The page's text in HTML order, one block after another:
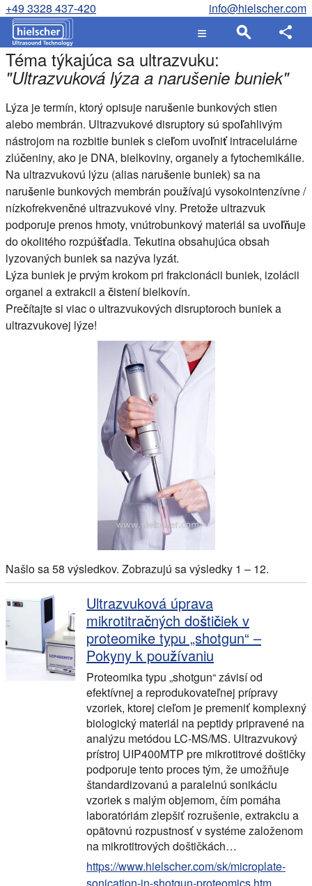
+49 3328 437-420 info@hielscher.com
Téma týkajúca sa ultrazvuku:
"Ultrazvuková lýza a narušenie buniek"
Lýza je termín, ktorý opisuje narušenie bunkových stien
alebo membrán. Ultrazvukové disruptory sú spoľahlivým
nástrojom na rozbitie buniek s cieľom uvoľniť intracelulárne
zlúčeniny, ako je DNA, bielkoviny, organely a fytochemikálie.
Na ultrazvukovú lýzu (alias narušenie buniek) sa na
narušenie bunkových membrán používajú vysokointenzívne /
nízkofrekvenčné ultrazvukové vlny. Pretože ultrazvuk
podporuje prenos hmoty, vnútrobunkový materiál sa uvoľňuje
do okolitého rozpúšťadla. Tekutina obsahujúca obsah
lyzovaných buniek sa nazýva lyzát.
Lýza buniek je prvým krokom pri frakcionácii buniek, izolácii
organel a extrakcii a čistení bielkovín.
Prečítajte si viac o ultrazvukových disruptoroch buniek a
ultrazvukovej lýze!
Našlo sa 58 výsledkov. Zobrazujú sa výsledky 1 – 12.
Ultrazvuková úprava
mikrotitračných doštičiek v
proteomike typu „shotgun“ –
Pokyny k používaniu
Proteomika typu „shotgun“ závisí od
efektívnej a reprodukovateľnej prípravy
vzoriek, ktorej cieľom je premeniť komplexný
biologický materiál na peptidy pripravené na
analýzu metódou LC-MS/MS. Ultrazvukový
prístroj UIP400MTP pre mikrotitrové doštičky
podporuje tento proces tým, že umožňuje
štandardizovanú a paralelnú sonikáciu
vzoriek s malým objemom, čím pomáha
laboratóriám zlepšiť rozrušenie, extrakciu a
opätovnú rozpustnosť v systéme založenom
na mikrotitrových doštičkách…
https://www.hielscher.com/sk/microplate-